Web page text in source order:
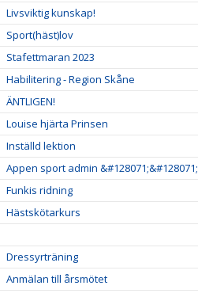
Livsviktig kunskap!
Sport(häst)lov
Stafettmaran 2023
Habilitering - Region Skåne
ÄNTLIGEN!
Louise hjärta Prinsen
Inställd lektion
Appen sport admin &#128071;&#128071;
Funkis ridning
Hästskötarkurs
Dressyrträning
Anmälan till årsmötet